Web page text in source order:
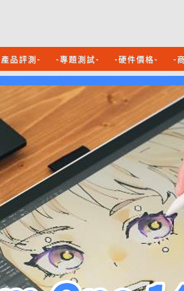
品評測- -專題測試- -硬件價格- -